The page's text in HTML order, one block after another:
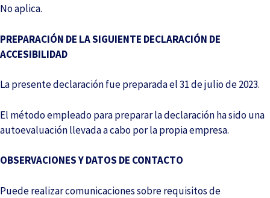
No aplica.
PREPARACIÓN DE LA SIGUIENTE DECLARACIÓN DE
ACCESIBILIDAD
La presente declaración fue preparada el 31 de julio de 2023.
El método empleado para preparar la declaración ha sido una
autoevaluación llevada a cabo por la propia empresa.
OBSERVACIONES Y DATOS DE CONTACTO
Puede realizar comunicaciones sobre requisitos de